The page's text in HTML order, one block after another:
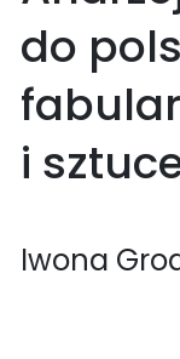
do
i
Iwona